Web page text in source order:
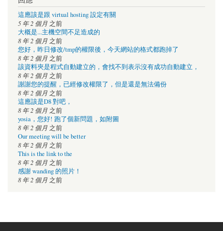
這應該是跟 virtual hosting 設定有關
5 年 2 個月 之前
大概是...主機空間不足造成的
8 年 2 個月 之前
您好，昨日修改/tmp的權限後，今天網站的格式都跑掉了
8 年 2 個月 之前
該資料夾是程式自動建立的，會找不到表示沒有成功自動建立，
8 年 2 個月 之前
謝謝您的提醒，已經修改權限了，但是還是無法備份
8 年 2 個月 之前
這應該是D8 對吧，
8 年 2 個月 之前
yosia，您好! 跑了個新問題，如附圖
8 年 2 個月 之前
Our meeting will be better
8 年 2 個月 之前
This is the link to the
8 年 2 個月 之前
感謝 wanding 的照片！
8 年 2 個月 之前